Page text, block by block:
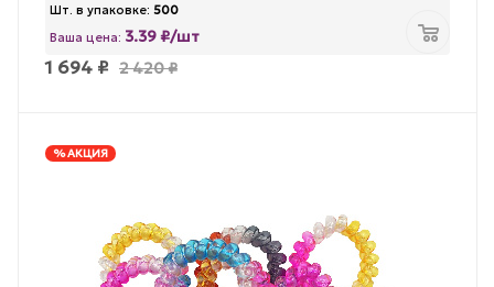
Шт. в упаковке: 500
Ваша цена: 3.39 ₽/шт
1 694 ₽ 2 420₽
% АКЦИЯ